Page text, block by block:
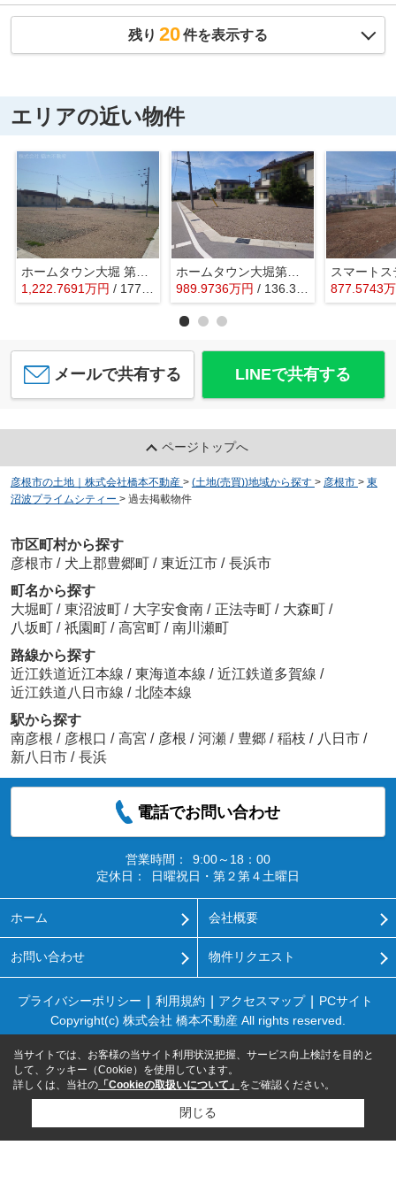
残り 20件を表示する
エリアの近い物件
ホームタウン大堀 第Ⅲ期
1,222.7691万円 / 177.29㎡
ホームタウン大堀第Ⅳ期
989.9736万円 / 136.36㎡ 877.5743万
メールで共有する LINEで共有する
ページトップへ
彦根市の土地｜株式会社橋本不動産 > (土地(売買))地域から探す > 彦根市 > 東
沼波プライムシティー > 過去掲載物件
市区町村から探す
彦根市 / 犬上郡豊郷町 / 東近江市 / 長浜市
町名から探す
大堀町 / 東沼波町 / 大字安食南 / 正法寺町 / 大森町 /
八坂町 / 祇園町 / 高宮町 / 南川瀬町
路線から探す
近江鉄道近江本線 / 東海道本線 / 近江鉄道多賀線 /
近江鉄道八日市線 / 北陸本線
駅から探す
南彦根 / 彦根口 / 高宮 / 彦根 / 河瀬 / 豊郷 / 稲枝 / 八日市 /
新八日市 / 長浜
電話でお問い合わせ
営業時間：
9:00～18：00
定休日：
日曜祝日・第２第４土曜日
ホーム 会社概要
お問い合わせ 物件リクエスト
プライバシーポリシー 利用規約 アクセスマップ
PCサイト
Copyright(c) 株式会社 橋本不動産 All rights reserved.
当サイトでは、お客様の当サイト利用状況把握、サービス向上検討を目的と
して、クッキー（Cookie）を使用しています。
詳しくは、当社の 「Cookieの取扱いについて」 をご確認ください。
閉じる